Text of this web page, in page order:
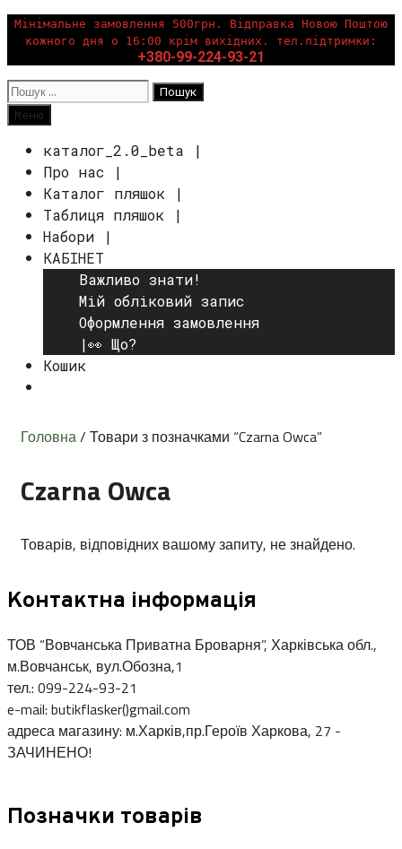
Перейти
вмісту
Мінімальне замовлення 500грн. Відправка Новою Поштою
кожного дня о 16:00 крім вихідних. тел.підтримки:
+380-99-224-93-21
Пошук:
Пошук
Меню
каталог_2.0_beta |
Про нас |
Каталог пляшок |
Таблиця пляшок |
Набори |
КАБІНЕТ
Важливо знати!
Мій обліковий запис
Оформлення замовлення
|👀 Що?
Кошик
Головна/ Товари з позначками “Czarna Owca”
Czarna Owca
Товарів, відповідних вашому запиту, не знайдено.
Контактна інформація
ТОВ “Вовчанська Приватна Броварня”, Харківська обл.,
м.Вовчанськ, вул.Обозна,1
тел.: 099-224-93-21
e-mail: butikflasker()gmail.com
адреса магазину: м.Харків,пр.Героїв Харкова, 27 -
ЗАЧИНЕНО!
Позначки товарів